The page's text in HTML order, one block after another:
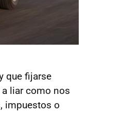
que fijarse
liar como nos
impuestos o